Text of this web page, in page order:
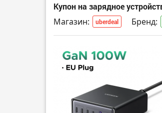
Купон на зарядное
Магазин: uberdeal Бренд: